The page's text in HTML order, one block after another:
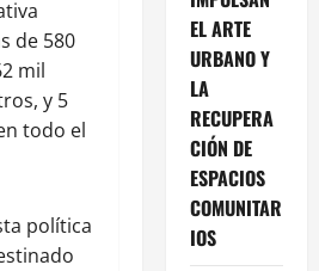
de 580
mil
y 5
todo el
política
EL ARTE
URBANO Y
LA
RECUPERA
CIÓN DE
ESPACIOS
COMUNITAR
IOS